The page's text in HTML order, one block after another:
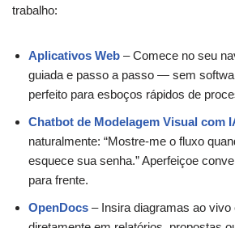
trabalho:
Aplicativos Web – Comece no seu
guiada e passo a passo — sem
perfeito para esboços rápidos de
Chatbot de Modelagem Visual com
naturalmente: “Mostre-me o fluxo
esquece sua senha.” Aperfeiçoe
para frente.
OpenDocs – Insira diagramas ao vivo